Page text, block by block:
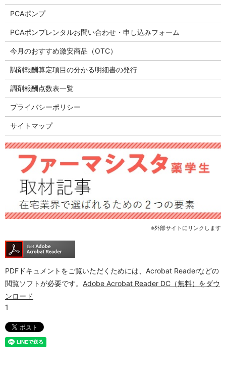
PCAポンプ
PCAポンプレンタルお問い合わせ・申し込みフォーム
今月のおすすめ激安商品（OTC）
調剤報酬算定項目の分かる明細書の発行
調剤報酬点数表一覧
プライバシーポリシー
サイトマップ
※外部サイトにリンクします
PDFドキュメントをご覧いただくためには、Acrobat Readerなどの
閲覧ソフトが必要です。 Adobe Acrobat Reader DC（無料）をダウ
ンロード